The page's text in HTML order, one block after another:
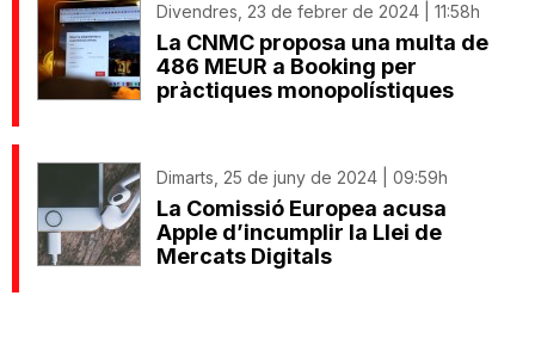
Divendres, 23 de febrer de 2024 | 11:58h
La CNMC proposa una multa de
486 MEUR a Booking per
pràctiques monopolístiques
Dimarts, 25 de juny de 2024 | 09:59h
La Comissió Europea acusa
Apple d’incumplir la Llei de
Mercats Digitals